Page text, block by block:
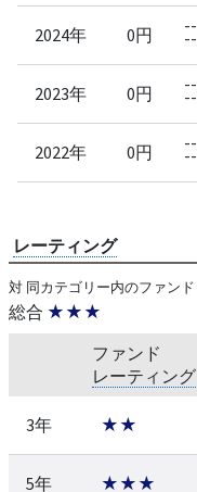
2024年 0円 --
--
2023年 0円 --
--
2022年 0円 --
--
レーティング
対 同カテゴリー内のファンド
総合 ★★★
ファンド
レーティング
3年 ★★
5年 ★★★